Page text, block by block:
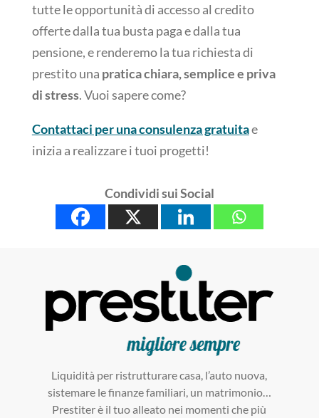
tutte le opportunità di accesso al credito
offerte dalla tua busta paga e dalla tua
pensione, e renderemo la tua richiesta di
prestito una pratica chiara, semplice e priva
di stress. Vuoi sapere come?
Contattaci per una consulenza gratuitae
inizia a realizzare i tuoi progetti!
Condividi sui Social
Liquidità per ristrutturare casa, l’auto nuova,
sistemare le finanze familiari, un matrimonio…
Prestiter è il tuo alleato nei momenti che più